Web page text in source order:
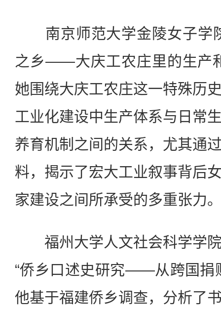
南京师范大学金陵女子学
之乡——大庆工农庄里的生产
她围绕大庆工农庄这一特殊历
工业化建设中生产体系与日常
养育机制之间的关系，尤其通
料，揭示了宏大工业叙事背后
家建设之间所承受的多重张力
福州大学人文社会科学学院
“侨乡口述史研究——从跨国捐
他基于福建侨乡调查，分析了